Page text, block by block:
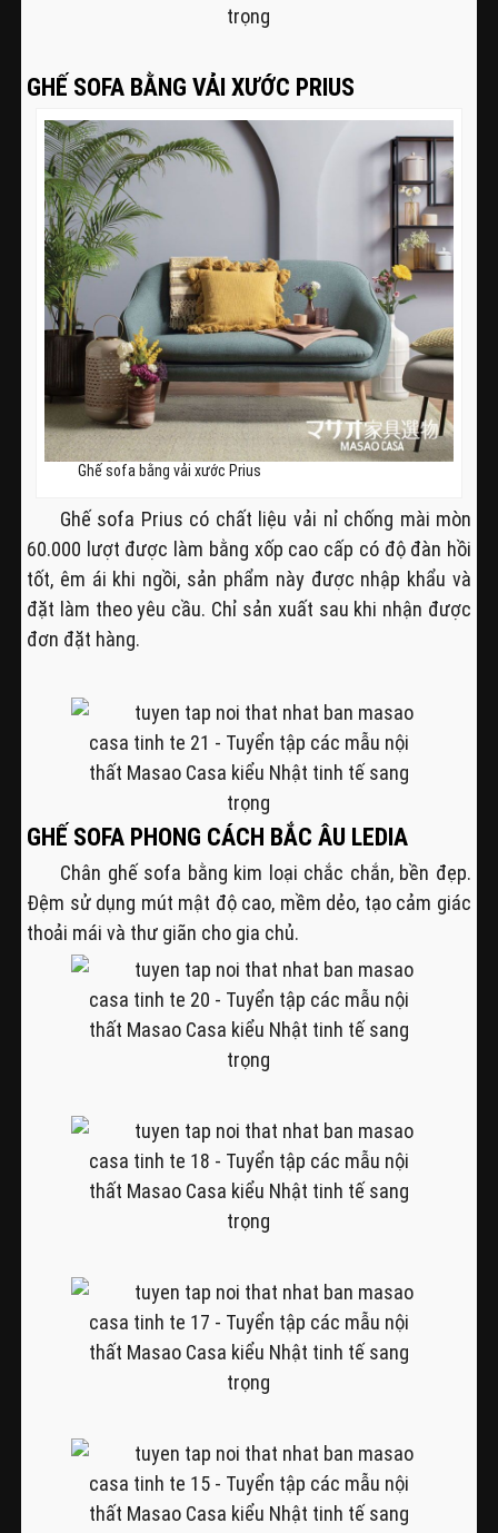
GHẾ SOFA BẰNG VẢI XƯỚC PRIUS
Ghế sofa bằng vải xước Prius
Ghế sofa Prius có chất liệu vải nỉ chống mài mòn
60.000 lượt được làm bằng xốp cao cấp có độ đàn hồi
tốt, êm ái khi ngồi, sản phẩm này được nhập khẩu và
đặt làm theo yêu cầu. Chỉ sản xuất sau khi nhận được
đơn đặt hàng.
GHẾ SOFA PHONG CÁCH BẮC ÂU LEDIA
Chân ghế sofa bằng kim loại chắc chắn, bền đẹp.
Đệm sử dụng mút mật độ cao, mềm dẻo, tạo cảm giác
thoải mái và thư giãn cho gia chủ.